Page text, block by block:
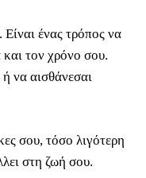
Είναι ένας τρόπος να
και τον χρόνο σου.
ή να αισθάνεσαι
σου, τόσο λιγότερη
στη ζωή σου.